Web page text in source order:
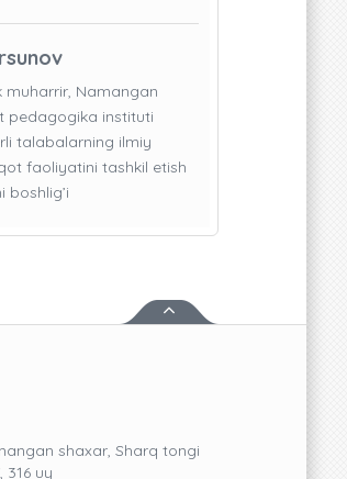
muharrir, Namangan
pedagogika instituti
talabalarning ilmiy
faoliyatini tashkil etish
boshlig’i
shaxar, Sharq tongi
316 uy